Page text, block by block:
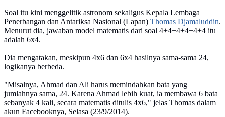
Soal itu kini menggelitik astronom sekaligus Kepala Lembaga
Penerbangan dan Antariksa Nasional (Lapan) Thomas Djamaluddin.
Menurut dia, jawaban model matematis dari soal 4+4+4+4+4+4 itu
adalah 6x4.
Dia mengatakan, meskipun 4x6 dan 6x4 hasilnya sama-sama 24,
logikanya berbeda.
"Misalnya, Ahmad dan Ali harus memindahkan bata yang
jumlahnya sama, 24. Karena Ahmad lebih kuat, ia membawa 6 bata
sebanyak 4 kali, secara matematis ditulis 4x6," jelas Thomas dalam
akun Facebooknya, Selasa (23/9/2014).